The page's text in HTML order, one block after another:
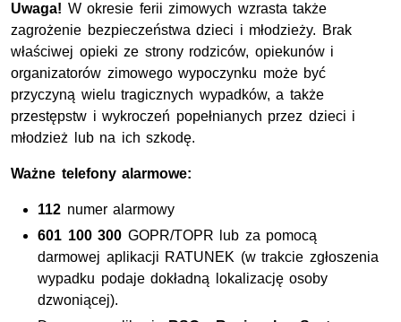
Uwaga! W okresie ferii zimowych wzrasta także
zagrożenie bezpieczeństwa dzieci i młodzieży. Brak
właściwej opieki ze strony rodziców, opiekunów i
organizatorów zimowego wypoczynku może być
przyczyną wielu tragicznych wypadków, a także
przestępstw i wykroczeń popełnianych przez dzieci i
młodzież lub na ich szkodę.
Ważne telefony alarmowe:
112 numer alarmowy
601 100 300 GOPR/TOPR lub za pomocą
darmowej aplikacji RATUNEK (w trakcie zgłoszenia
wypadku podaje dokładną lokalizację osoby
dzwoniącej).